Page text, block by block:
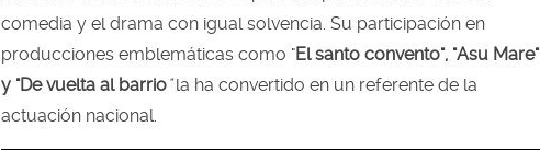
comedia y el drama con igual solvencia. Su participación en
producciones emblemáticas como "El santo convento", "Asu Mare"
y "De vuelta al barrio"la ha convertido en un referente de la
actuación nacional.